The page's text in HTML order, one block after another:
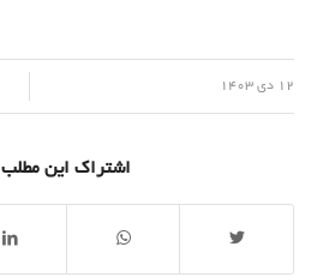
12 دی 1403
اشتراک این مطلب